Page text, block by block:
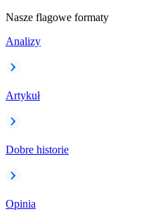
Nasze flagowe formaty
Analizy
Artykuł
Dobre historie
Opinia